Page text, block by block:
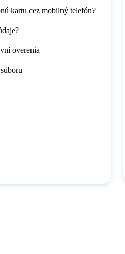
kartu cez mobilný telefón?
overenia